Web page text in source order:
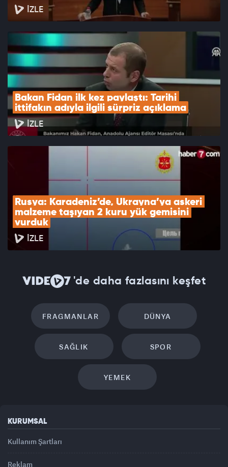
İZLE
Bakan Fidan ilk kez paylaştı: Tarihi
ittifakın adıyla ilgili sürpriz açıklama
İZLE
Rusya: Karadeniz’de, Ukrayna’ya askeri
malzeme taşıyan 2 kuru yük gemisini
vurduk
İZLE
'de daha fazlasını keşfet
FRAGMANLAR DÜNYA
SAĞLIK SPOR
YEMEK
KURUMSAL
Kullanım Şartları
Reklam